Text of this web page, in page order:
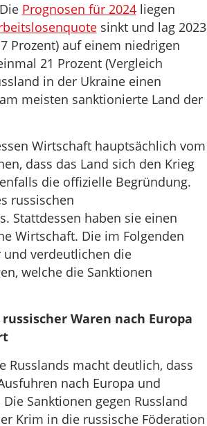
Prognosen für 2024liegen
sinkt und lag 2023
Prozent) auf einem niedrigen
21 Prozent (Vergleich
in der Ukraine einen
meisten sanktionierte Land der
Wirtschaft hauptsächlich vom
dass das Land sich den Krieg
die offizielle Begründung.
russischen
Stattdessen haben sie einen
Wirtschaft. Die im Folgenden
verdeutlichen die
welche die Sanktionen
Waren nach Europa
Russlands macht deutlich, dass
nach Europa und
Sanktionen gegen Russland
Krim in die russische Föderation